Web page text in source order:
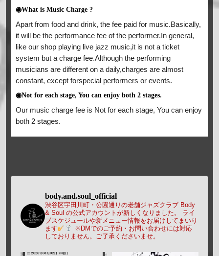
◉What is Music Charge ?
Apart from food and drink, the fee paid for music.Basically,
it will be the performance fee of the performer.In general,
like our shop playing live jazz music,it is not a ticket
system but a charge fee.Although the performing
musicians are different on a daily,charges are almost
constant, except forspecial performers or events.
◉Not for each stage, You can enjoy both 2 stages.
Our music charge fee is Not for each stage, You can enjoy
both 2 stages.
body.and.soul_official
渋谷区宇田川町・公園通りの老舗ジャズクラブ Body
& Soul の公式アカウントが新しくなりました。
ライ
ブスケジュールや新メニュー情報をお届けしてまいり
ます
※DMでのご予約・お問い合わせには対応
しておりません。ご了承くださいませ。